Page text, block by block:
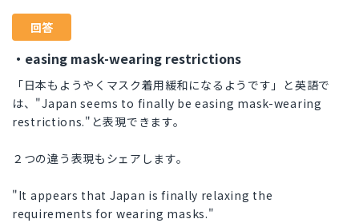
回答
・easing mask-wearing restrictions
「日本もようやくマスク着用緩和になるようです」と英語で
は、"Japan seems to finally be easing mask-wearing
restrictions."と表現できます。
２つの違う表現もシェアします。
"It appears that Japan is finally relaxing the
requirements for wearing masks."